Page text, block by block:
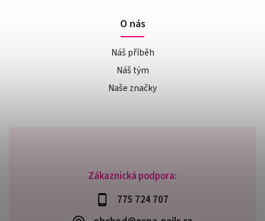
Zákaznická podpora:
775 724 707
O nás
Náš příběh
Náš tým
Naše značky